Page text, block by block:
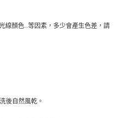
線顏色..等因素，多少會產生色差，請
後自然風乾。